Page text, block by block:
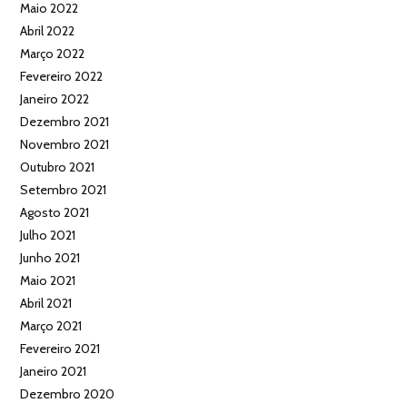
Maio 2022
Abril 2022
Março 2022
Fevereiro 2022
Janeiro 2022
Dezembro 2021
Novembro 2021
Outubro 2021
Setembro 2021
Agosto 2021
Julho 2021
Junho 2021
Maio 2021
Abril 2021
Março 2021
Fevereiro 2021
Janeiro 2021
Dezembro 2020